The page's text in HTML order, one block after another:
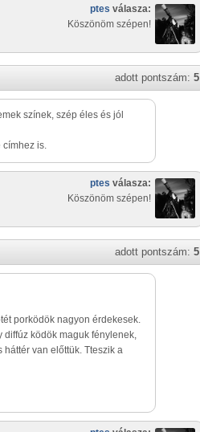
ptes válasza:
Köszönöm szépen!
adott pontszám: 5
színek, szép éles és jól
címhez is.
ptes válasza:
Köszönöm szépen!
adott pontszám: 5
porködök nagyon érdekesek.
diffúz ködök maguk fénylenek,
van előttük. Tteszik a